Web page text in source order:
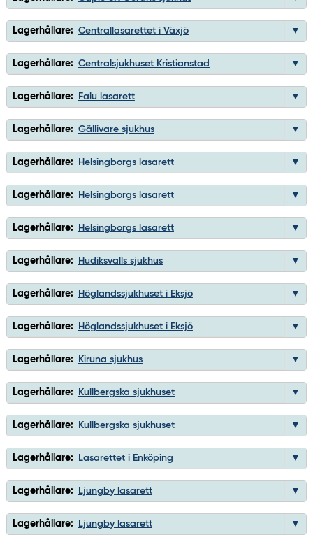
Lagerhållare: Centrallasarettet i Växjö
Lagerhållare: Centralsjukhuset Kristianstad
Lagerhållare: Falu lasarett
Lagerhållare: Gällivare sjukhus
Lagerhållare: Helsingborgs lasarett
Lagerhållare: Helsingborgs lasarett
Lagerhållare: Helsingborgs lasarett
Lagerhållare: Hudiksvalls sjukhus
Lagerhållare: Höglandssjukhuset i Eksjö
Lagerhållare: Höglandssjukhuset i Eksjö
Lagerhållare: Kiruna sjukhus
Lagerhållare: Kullbergska sjukhuset
Lagerhållare: Kullbergska sjukhuset
Lagerhållare: Lasarettet i Enköping
Lagerhållare: Ljungby lasarett
Lagerhållare: Ljungby lasarett